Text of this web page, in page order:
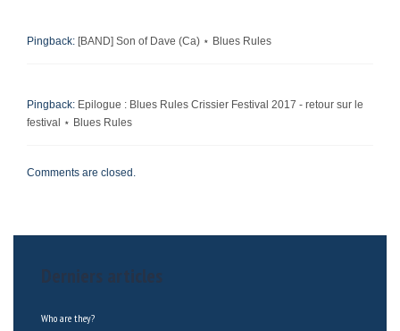
Pingback: [BAND] Son of Dave (Ca) ⋆ Blues Rules
Pingback: Epilogue : Blues Rules Crissier Festival 2017 - retour sur le
festival ⋆ Blues Rules
Comments are closed.
Derniers articles
Who are they?